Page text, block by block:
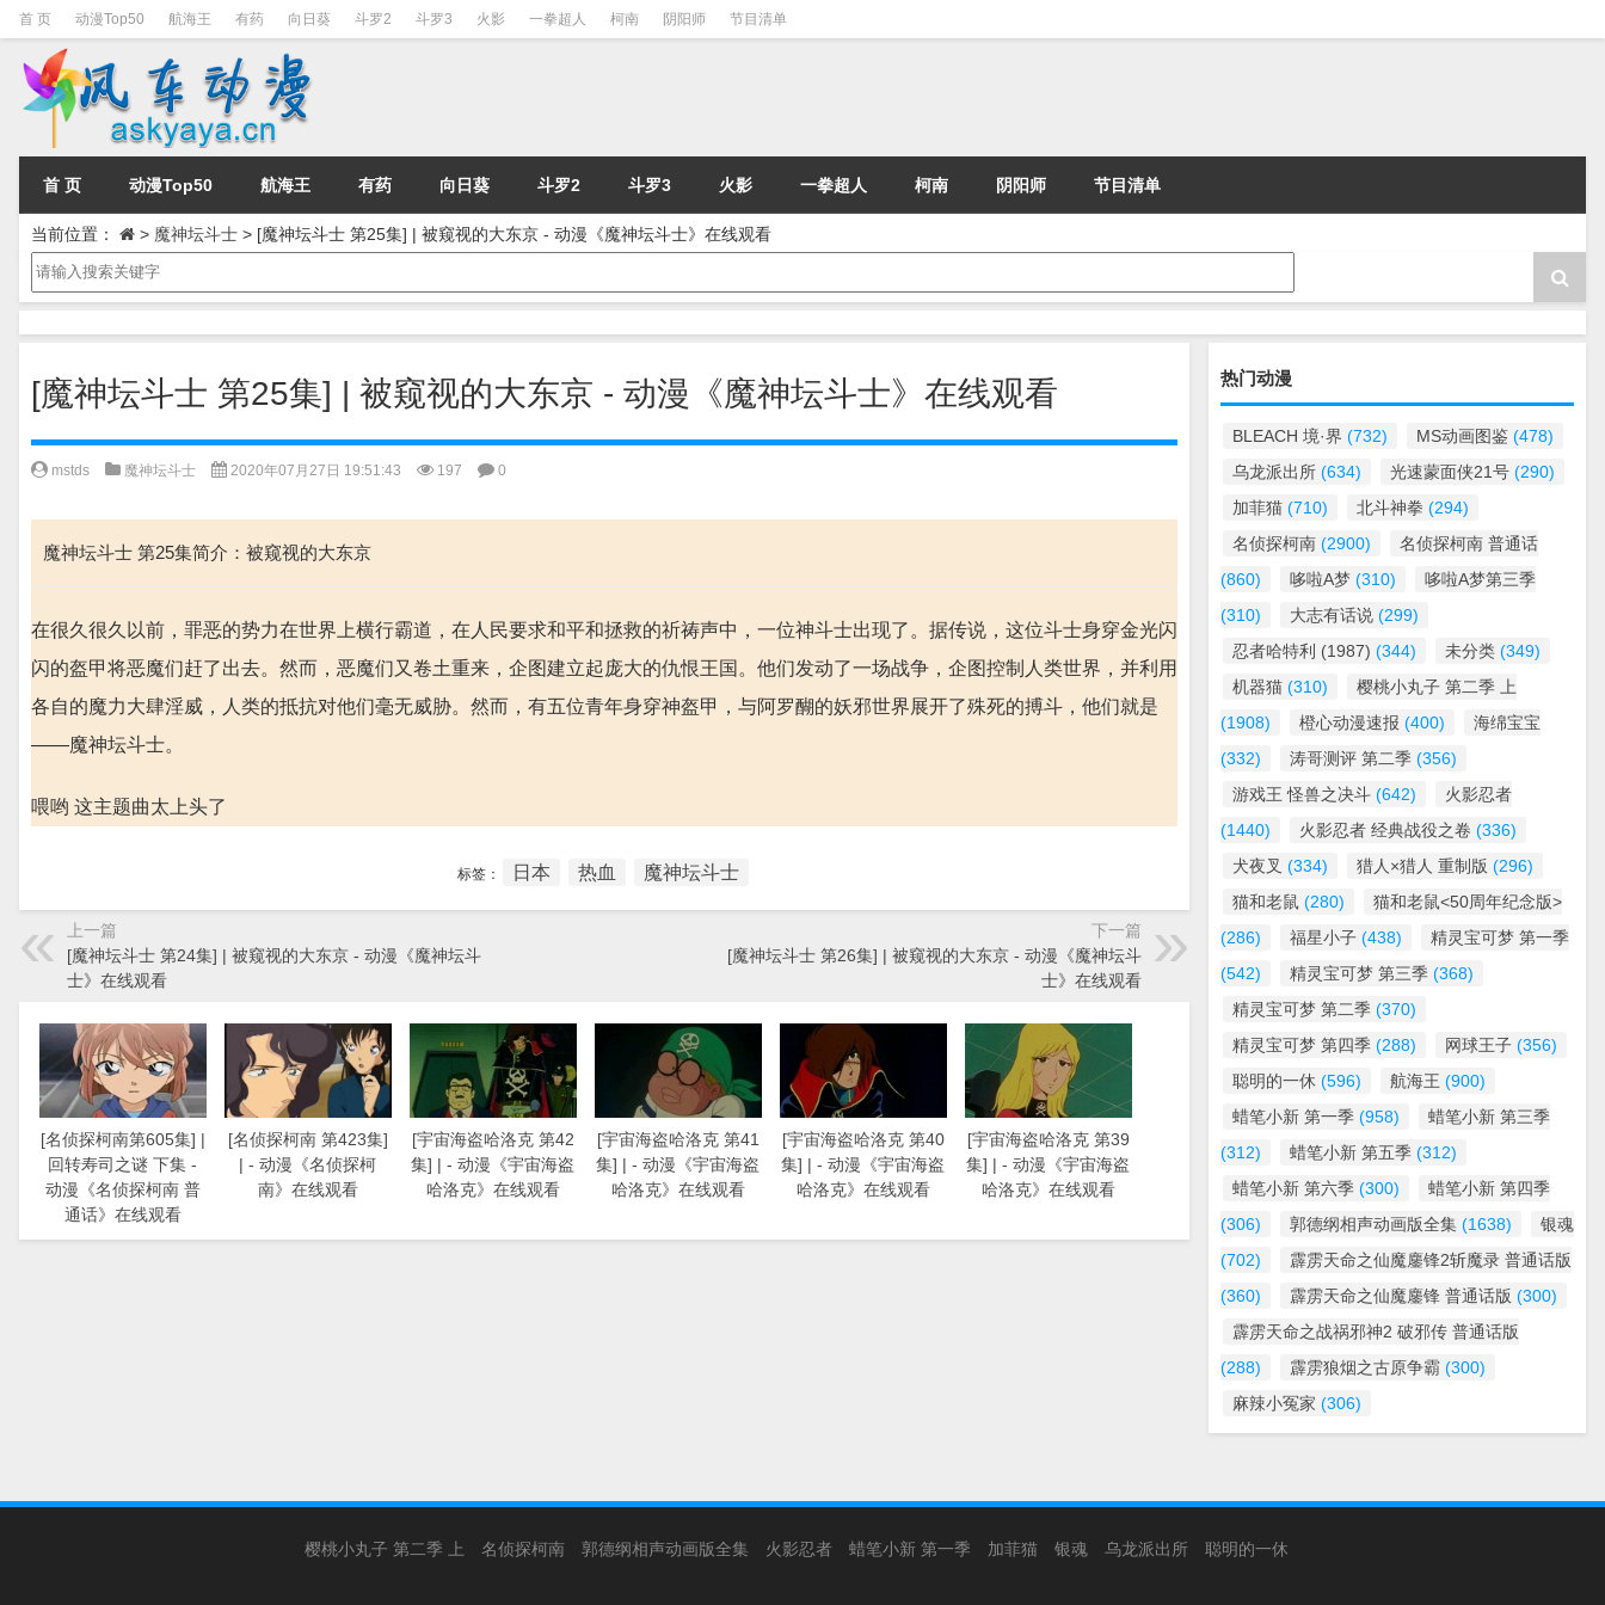
首 页 动漫Top50 航海王 有药 向日葵 斗罗2 斗罗3 火影 一拳超人 柯南 阴阳师 节目清单
首 页 动漫Top50 航海王 有药 向日葵 斗罗2 斗罗3 火影 一拳超人 柯南 阴阳师 节目清单
当前位置： > 魔神坛斗士 > [魔神坛斗士 第25集] | 被窥视的大东京 - 动漫《魔神坛斗士》在线观看
[魔神坛斗士 第25集] | 被窥视的大东京 - 动漫《魔神坛斗士》在线观看
mstds 魔神坛斗士 2020年07月27日 19:51:43 197 0
魔神坛斗士 第25集简介：被窥视的大东京
在很久很久以前，罪恶的势力在世界上横行霸道，在人民要求和平和拯救的祈祷声中，一位神斗士出现了。据传说，这位斗士身穿金光闪
闪的盔甲将恶魔们赶了出去。然而，恶魔们又卷土重来，企图建立起庞大的仇恨王国。他们发动了一场战争，企图控制人类世界，并利用
各自的魔力大肆淫威，人类的抵抗对他们毫无威胁。然而，有五位青年身穿神盔甲，与阿罗醐的妖邪世界展开了殊死的搏斗，他们就是
——魔神坛斗士。
喂哟 这主题曲太上头了
标签： 日本 热血 魔神坛斗士
上一篇
[魔神坛斗士 第24集] | 被窥视的大东京 - 动漫《魔神坛斗
士》在线观看
下一篇
[魔神坛斗士 第26集] | 被窥视的大东京 - 动漫《魔神坛斗
士》在线观看
[名侦探柯南第605集] |
回转寿司之谜 下集 -
动漫《名侦探柯南 普
通话》在线观看
[名侦探柯南 第423集]
| - 动漫《名侦探柯
南》在线观看
[宇宙海盗哈洛克 第42
集] | - 动漫《宇宙海盗
哈洛克》在线观看
[宇宙海盗哈洛克 第41
集] | - 动漫《宇宙海盗
哈洛克》在线观看
[宇宙海盗哈洛克 第40
集] | - 动漫《宇宙海盗
哈洛克》在线观看
[宇宙海盗哈洛克 第39
集] | - 动漫《宇宙海盗
哈洛克》在线观看
热门动漫
BLEACH 境·界 (732) MS动画图鉴 (478)
乌龙派出所 (634) 光速蒙面侠21号 (290)
加菲猫 (710) 北斗神拳 (294)
名侦探柯南 (2900)
名侦探柯南 普通话
(860)
哆啦A梦 (310)
哆啦A梦第三季
(310)
大志有话说 (299)
忍者哈特利 (1987) (344) 未分类 (349)
机器猫 (310)
樱桃小丸子 第二季 上
(1908)
橙心动漫速报 (400)
海绵宝宝
(332)
涛哥测评 第二季 (356)
游戏王 怪兽之决斗 (642)
火影忍者
(1440)
火影忍者 经典战役之卷 (336)
犬夜叉 (334) 猎人×猎人 重制版 (296)
猫和老鼠 (280)
猫和老鼠<50周年纪念版>
(286)
福星小子 (438)
精灵宝可梦 第一季
(542)
精灵宝可梦 第三季 (368)
精灵宝可梦 第二季 (370)
精灵宝可梦 第四季 (288) 网球王子 (356)
聪明的一休 (596) 航海王 (900)
蜡笔小新 第一季 (958)
蜡笔小新 第三季
(312)
蜡笔小新 第五季 (312)
蜡笔小新 第六季 (300)
蜡笔小新 第四季
(306)
郭德纲相声动画版全集 (1638)
银魂
(702)
霹雳天命之仙魔鏖锋2斩魔录 普通话版
(360)
霹雳天命之仙魔鏖锋 普通话版 (300)
霹雳天命之战祸邪神2 破邪传 普通话版
(288)
霹雳狼烟之古原争霸 (300)
麻辣小冤家 (306)
樱桃小丸子 第二季 上 名侦探柯南 郭德纲相声动画版全集 火影忍者 蜡笔小新 第一季 加菲猫 银魂 乌龙派出所 聪明的一休